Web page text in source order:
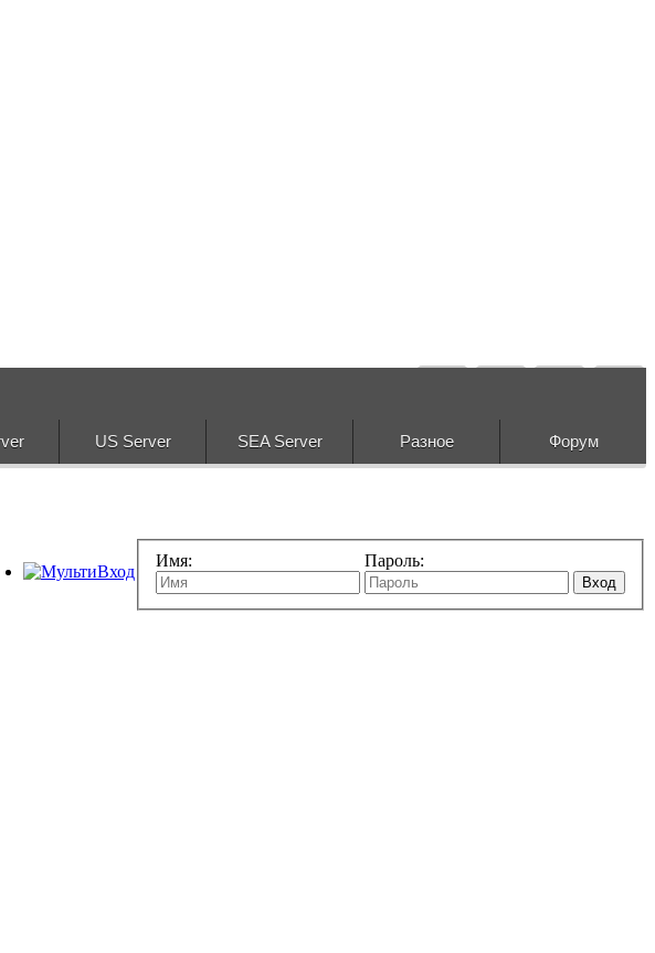
US Server SEA Server Разное Форум
Имя: Пароль:
Вход